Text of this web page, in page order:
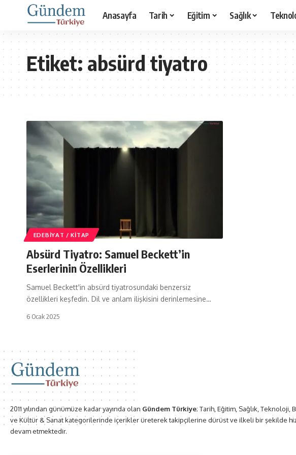
Anasayfa Tarih Eğitim Sağlık
Etiket:absürd tiyatro
EDEBIYAT / KITAP
Absürd Tiyatro: Samuel Beckett’in
Eserlerinin Özellikleri
Samuel Beckett'in absürd tiyatrosundaki benzersiz
özellikleri keşfedin. Dil ve anlam ilişkisini derinlemesine…
6 Ocak 2025
2011 yılından günümüze kadar yayında olan Gündem Türkiye; Tarih, Eğitim, Sağlık, Teknoloji,
ve Kültür & Sanat kategorilerinde içerikler üreterek takipçilerine dürüst ve ilkeli bir şekilde
devam etmektedir.